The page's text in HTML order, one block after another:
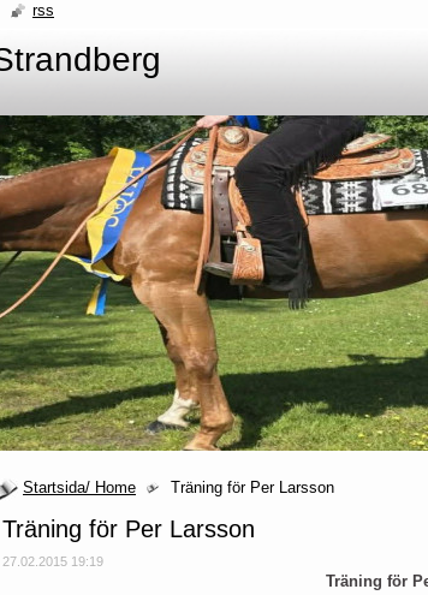
Startsida/ Home Träning för Per Larsson
Träning för Per Larsson
27.02.2015 19:19
Träning för
rss